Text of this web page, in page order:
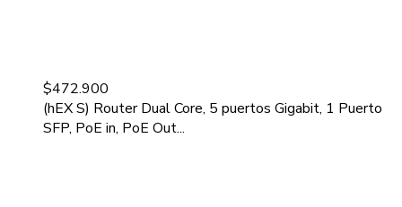
$472.900
(hEX S) Router Dual Core, 5 puertos Gigabit, 1 Puerto
SFP, PoE in, PoE Out...